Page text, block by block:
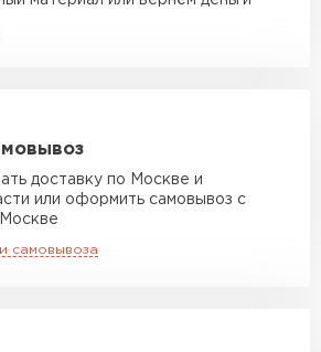
13,5 м
тн
6 м
10 тн
8 м
20 тн
доставку по Москве и
или оформить самовывоз с
самовывоза